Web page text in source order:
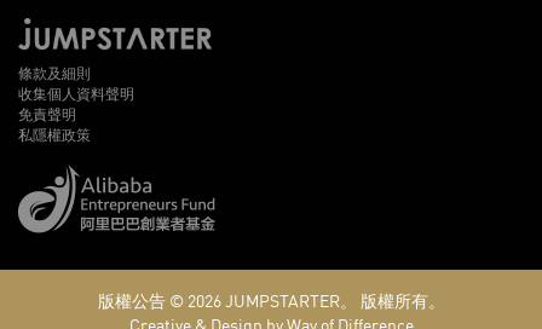
條款及細則
收集個人資料聲明
免責聲明
私隱權政策
版權公告 © 2026JUMPSTARTER。
版權所有。
Creative & Design by Way of Difference